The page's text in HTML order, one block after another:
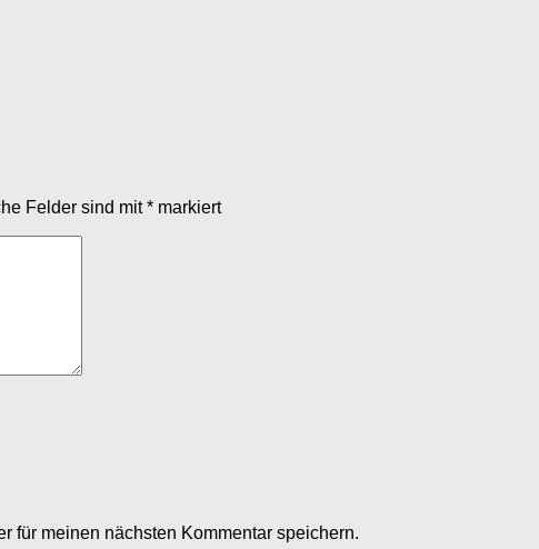
Felder sind mit* markiert
für meinen nächsten Kommentar speichern.